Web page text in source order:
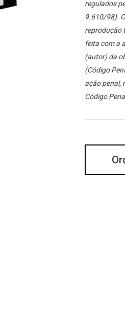
regulados
9.610/98).
reprodução
feita com a
(autor) da
(Código
ação penal,
Código